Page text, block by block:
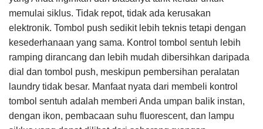
memulai siklus. Tidak repot, tidak ada kerusakan
elektronik. Tombol push sedikit lebih teknis tetapi dengan
kesederhanaan yang sama. Kontrol tombol sentuh lebih
ramping dirancang dan lebih mudah dibersihkan daripada
dial dan tombol push, meskipun pembersihan peralatan
laundry tidak besar. Manfaat nyata dari membeli kontrol
tombol sentuh adalah memberi Anda umpan balik instan,
dengan ikon, pembacaan suhu fluorescent, dan lampu